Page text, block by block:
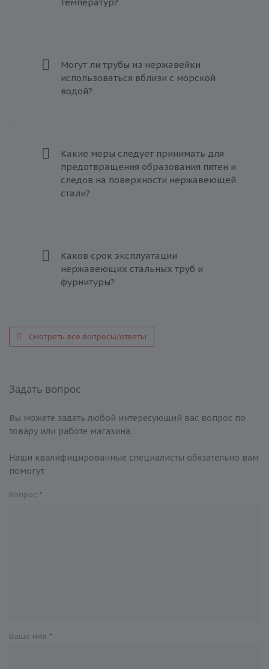
Могут ли трубы из нержавейки
использоваться вблизи с морской
водой?
Какие меры следует принимать для
предотвращения образования пятен и
следов на поверхности нержавеющей
стали?
Каков срок эксплуатации
нержавеющих стальных труб и
фурнитуры?
Смотреть все вопросы/ответы
Задать вопрос
Вы можете задать любой интересующий вас вопрос по
товару или работе магазина.
Наши квалифицированные специалисты обязательно вам
помогут.
Вопрос *
Ваше имя *